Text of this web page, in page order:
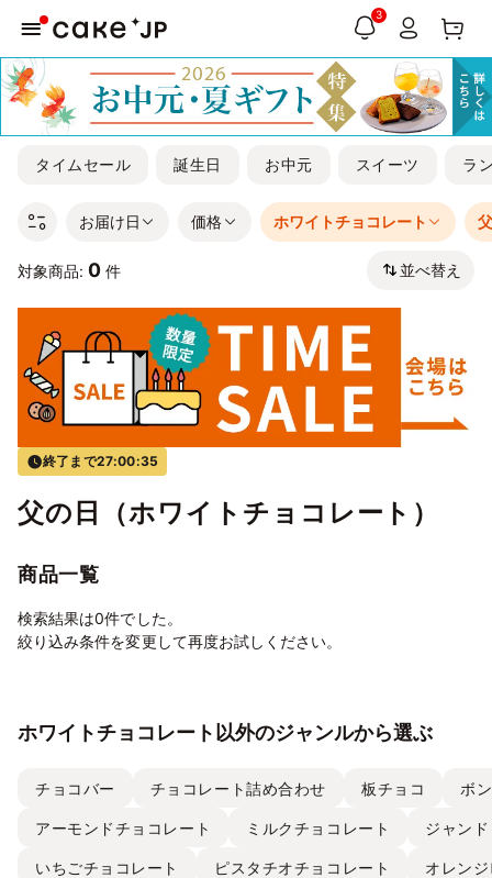
3
タイムセール 誕生日 お中元 スイーツ ラ
お届け日 価格 ホワイトチョコレート
対象商品: 0 件 並べ替え
終了まで27:00:34
父の日（ホワイトチョコレート）
商品一覧
検索結果は0件でした。
絞り込み条件を変更して再度お試しください。
ホワイトチョコレート以外のジャンルから選ぶ
チョコバー チョコレート詰め合わせ 板チョコ ボ
アーモンドチョコレート ミルクチョコレート ジャン
いちごチョコレート ピスタチオチョコレート オレン